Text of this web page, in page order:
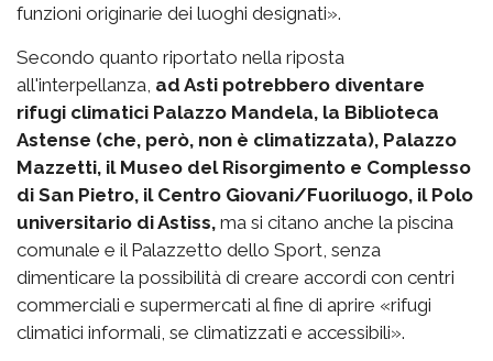
funzioni originarie dei luoghi designati».
Secondo quanto riportato nella riposta
all'interpellanza, ad Asti potrebbero diventare
rifugi climatici Palazzo Mandela, la Biblioteca
Astense (che, però, non è climatizzata), Palazzo
Mazzetti, il Museo del Risorgimento e Complesso
di San Pietro, il Centro Giovani/Fuoriluogo, il Polo
universitario di Astiss, ma si citano anche la piscina
comunale e il Palazzetto dello Sport, senza
dimenticare la possibilità di creare accordi con centri
commerciali e supermercati al fine di aprire «rifugi
climatici informali, se climatizzati e accessibili».